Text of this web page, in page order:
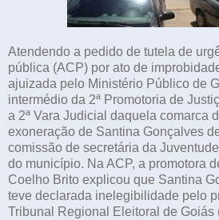
Atendendo a pedido de tutela de
pública (ACP) por ato de
ajuizada pelo Ministério Público de
intermédio da 2ª Promotoria de
a 2ª Vara Judicial daquela comarca
exoneração de Santina Gonçalves
comissão de secretária da
do município. Na ACP, a promotora
Coelho Brito explicou que Santina
teve declarada inelegibilidade pelo
Tribunal Regional Eleitoral de Goiás